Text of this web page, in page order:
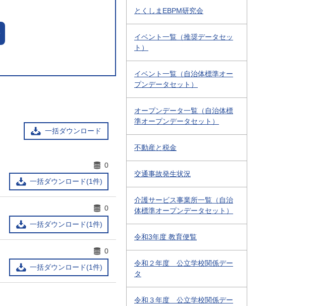
一括ダウンロード
一括ダウンロード(1件)
0
一括ダウンロード(1件)
0
一括ダウンロード(1件)
0
とくしまEBPM研究会
イベント一覧（推奨データセッ
ト）
イベント一覧（自治体標準オー
プンデータセット）
オープンデータ一覧（自治体標
準オープンデータセット）
不動産と税金
交通事故発生状況
介護サービス事業所一覧（自治
体標準オープンデータセット）
令和3年度 教育便覧
令和２年度 公立学校関係デー
タ
令和３年度 公立学校関係デー